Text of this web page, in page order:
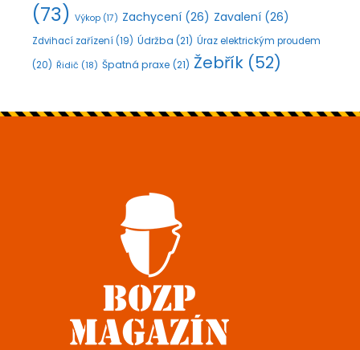
(73) Výkop (17) Zachycení (26) Zavalení (26)
Zdvihací zařízení (19) Údržba (21) Úraz elektrickým proudem
(20) Řidič (18) Špatná praxe (21) Žebřík (52)